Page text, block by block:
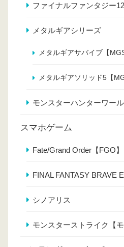
ファイナルファンタジー12
メタルギアシリーズ
メタルギアサバイブ【MGS
メタルギアソリッド5【
モンスターハンターワール
スマホゲーム
Fate/Grand Order【FGO】
FINAL FANTASY BRAVE
シノアリス
モンスターストライク【モ